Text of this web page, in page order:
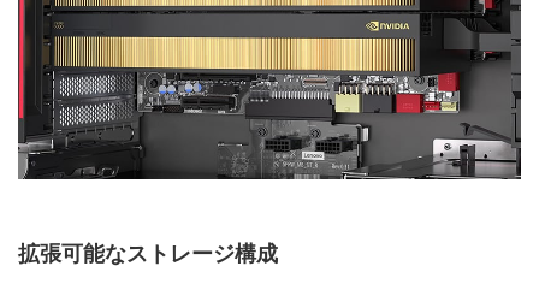
拡張可能なストレージ構成